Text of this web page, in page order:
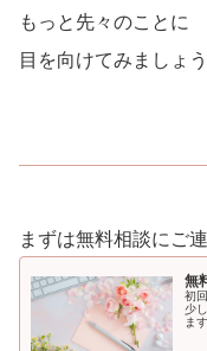
もっと先々のことに
目を向けてみましょう
まずは無料相談にご連
無
初
少
ま